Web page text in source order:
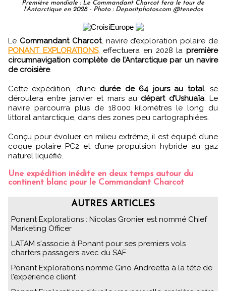
Première mondiale : Le Commandant Charcot fera le tour de
l’Antarctique en 2028 - Photo : Depositphotos.com @tenedos
Le Commandant Charcot, navire d’exploration polaire de
PONANT EXPLORATIONS, effectuera en 2028 lapremière
circumnavigation complète de l’Antarctique par un navire
de croisière.
Cette expédition, d’une durée de 64 jours au total, se
déroulera entre janvier et mars au départ d’Ushuaïa. Le
navire parcourra plus de 18 000 kilomètres le long du
littoral antarctique, dans des zones peu cartographiées.
Conçu pour évoluer en milieu extrême, il est équipé d’une
coque polaire PC2 et d’une propulsion hybride au gaz
naturel liquéfié.
Une expédition inédite en deux temps autour du
continent blanc pour le Commandant Charcot
AUTRES ARTICLES
Ponant Explorations : Nicolas Gronier est nommé Chief
Marketing Officer
LATAM s'associe à Ponant pour ses premiers vols
charters passagers avec du SAF
Ponant Explorations nomme Gino Andreetta à la tête de
l’expérience client